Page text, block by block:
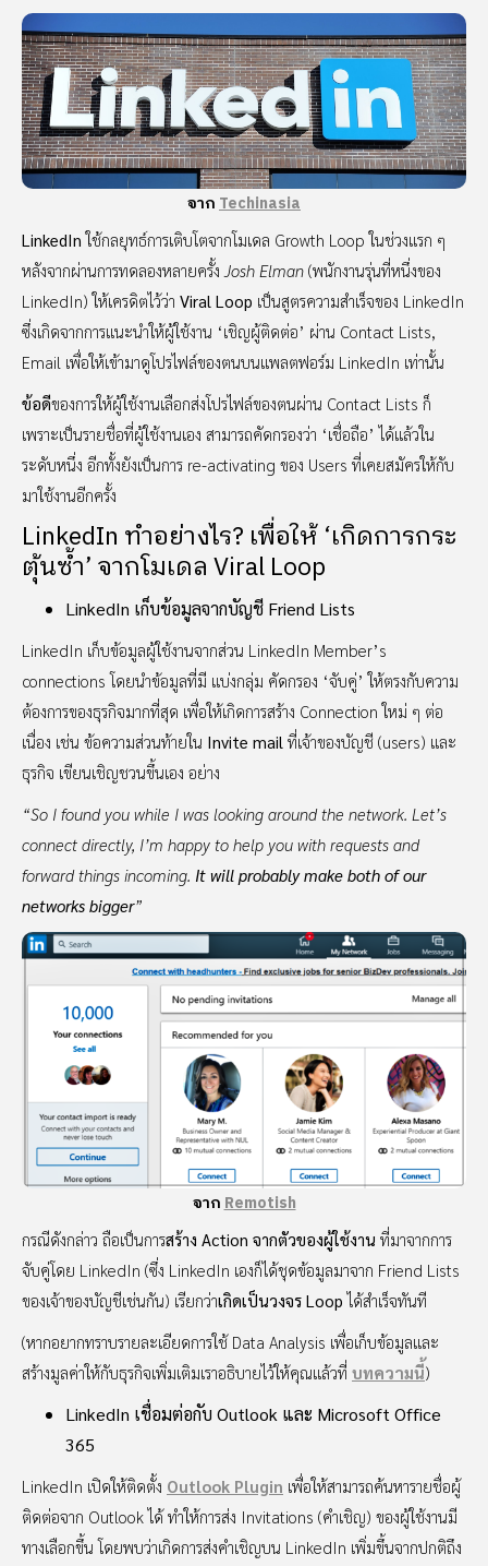
จาก Techinasia
LinkedInใช้กลยุทธ์การเติบโตจากโมเดล Growth Loop ในช่วงแรก ๆ
หลังจากผ่านการทดลองหลายครั้ง Josh Elman (พนักงานรุ่นที่หนึ่งของ
LinkedIn) ให้เครดิตไว้ว่า Viral Loop เป็นสูตรความสำเร็จของ LinkedIn
ซึ่งเกิดจากการแนะนำให้ผู้ใช้งาน ‘เชิญผู้ติดต่อ’ ผ่าน Contact Lists,
Email เพื่อให้เข้ามาดูโปรไฟล์ของตนบนแพลตฟอร์ม LinkedIn เท่านั้น
ข้อดีของการให้ผู้ใช้งานเลือกส่งโปรไฟล์ของตนผ่าน Contact Lists ก็
เพราะเป็นรายชื่อที่ผู้ใช้งานเอง สามารถคัดกรองว่า ‘เชื่อถือ’ ได้แล้วใน
ระดับหนึ่ง อีกทั้งยังเป็นการ re-activating ของ Users ที่เคยสมัครให้กับ
มาใช้งานอีกครั้ง
LinkedIn ทำอย่างไร? เพื่อให้ ‘เกิดการกระ
ตุ้นซ้ำ’ จากโมเดล Viral Loop
LinkedIn เก็บข้อมูลจากบัญชี Friend Lists
LinkedIn เก็บข้อมูลผู้ใช้งานจากส่วน LinkedIn Member’s
connections โดยนำข้อมูลที่มี แบ่งกลุ่ม คัดกรอง ‘จับคู่’ ให้ตรงกับความ
ต้องการของธุรกิจมากที่สุด เพื่อให้เกิดการสร้าง Connection ใหม่ ๆ ต่อ
เนื่อง เช่น ข้อความส่วนท้ายใน Invite mail ที่เจ้าของบัญชี (users) และ
ธุรกิจ เขียนเชิญชวนขึ้นเอง อย่าง
“So I found you while I was looking around the network. Let’s
connect directly, I’m happy to help you with requests and
forward things incoming. It will probably make both of our
networks bigger”
จากRemotish
กรณีดังกล่าว ถือเป็นการสร้าง Action จากตัวของผู้ใช้งาน ที่มาจากการ
จับคู่โดย LinkedIn (ซึ่ง LinkedIn เองก็ได้ชุดข้อมูลมาจาก Friend Lists
ของเจ้าของบัญชีเช่นกัน) เรียกว่าเกิดเป็นวงจร Loop ได้สำเร็จทันที
(หากอยากทราบรายละเอียดการใช้ Data Analysis เพื่อเก็บข้อมูลและ
สร้างมูลค่าให้กับธุรกิจเพิ่มเติมเราอธิบายไว้ให้คุณแล้วที่ บทความนี้)
LinkedIn เชื่อมต่อกับ Outlook และ Microsoft Office
365
LinkedIn เปิดให้ติดตั้ง Outlook Plugin เพื่อให้สามารถค้นหารายชื่อผู้
ติดต่อจาก Outlook ได้ ทำให้การส่ง Invitations (คำเชิญ) ของผู้ใช้งานมี
ทางเลือกขึ้น โดยพบว่าเกิดการส่งคำเชิญบน LinkedIn เพิ่มขึ้นจากปกติถึง